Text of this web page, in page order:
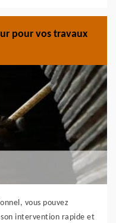
pour vos travaux
vous pouvez
intervention rapide et